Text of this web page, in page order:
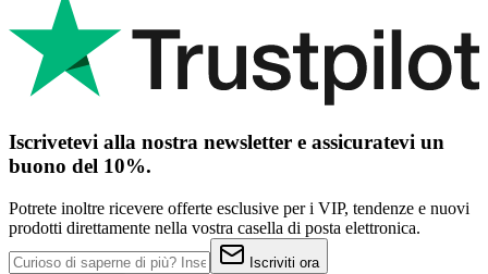
Iscrivetevi alla nostra newsletter e assicuratevi un
buono del 10%.
Potrete inoltre ricevere offerte esclusive per i VIP, tendenze e nuovi
prodotti direttamente nella vostra casella di posta elettronica.
Iscriviti ora